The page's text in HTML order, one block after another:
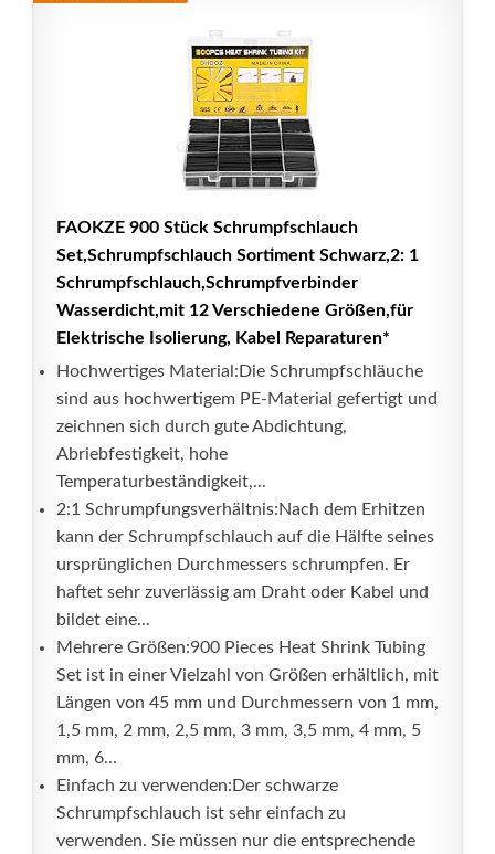
FAOKZE 900 Stück Schrumpfschlauch
Set,Schrumpfschlauch Sortiment Schwarz,2: 1
Schrumpfschlauch,Schrumpfverbinder
Wasserdicht,mit 12 Verschiedene Größen,für
Elektrische Isolierung, Kabel Reparaturen*
Hochwertiges Material:Die Schrumpfschläuche
sind aus hochwertigem PE-Material gefertigt und
zeichnen sich durch gute Abdichtung,
Abriebfestigkeit, hohe
Temperaturbeständigkeit,...
2:1 Schrumpfungsverhältnis:Nach dem Erhitzen
kann der Schrumpfschlauch auf die Hälfte seines
ursprünglichen Durchmessers schrumpfen. Er
haftet sehr zuverlässig am Draht oder Kabel und
bildet eine...
Mehrere Größen:900 Pieces Heat Shrink Tubing
Set ist in einer Vielzahl von Größen erhältlich, mit
Längen von 45 mm und Durchmessern von 1 mm,
1,5 mm, 2 mm, 2,5 mm, 3 mm, 3,5 mm, 4 mm, 5
mm, 6...
Einfach zu verwenden:Der schwarze
Schrumpfschlauch ist sehr einfach zu
verwenden. Sie müssen nur die entsprechende